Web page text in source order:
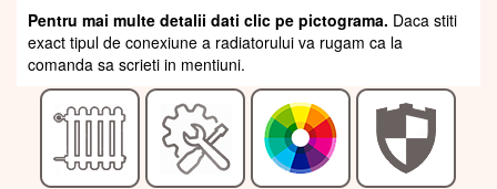
Pentru mai multe detalii dati clic pe pictograma. Daca stiti
exact tipul de conexiune a radiatorului va rugam ca la
comanda sa scrieti in mentiuni.